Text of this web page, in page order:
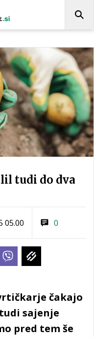
tudi do dva
05.00 0
čakajo
sajenje
pred tem še